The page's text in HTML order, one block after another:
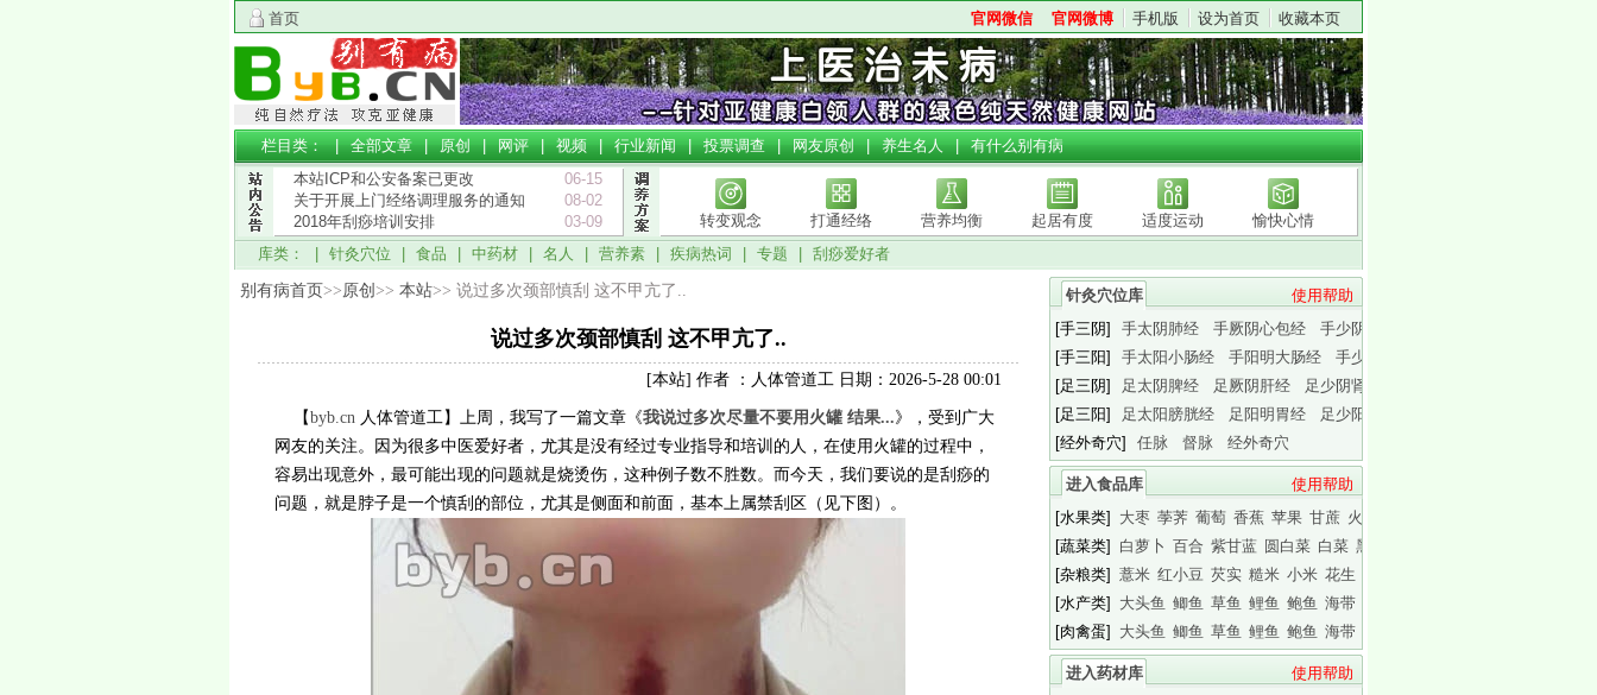
首页 官网微信 官网微博 手机版 设为首页 收藏本页
栏目类： |全部文章|原创|网评|视频|行业新闻|投票调查|网友原创|养生名人|有什么别有病
本站ICP和公安备案已更改
06-15
关于开展上门经络调理服务的通知
08-02
2018年刮痧培训安排
03-09 转变观念 打通经络 营养均衡 起居有度 适度运动
愉快心情
库类： | 针灸穴位 食品 中药材 名人 营养素 疾病热词 专题 刮痧爱好者
别有病首页>>原创 >> 本站>> 说过多次颈部慎刮 这不甲亢了..
说过多次颈部慎刮 这不甲亢了..
[本站] 作者 ：人体管道工 日期：2026-5-28 00:01
【byb.cn 人体管道工】上周，我写了一篇文章《我说过多次尽量不要用火罐 结果...》，受到广大
网友的关注。因为很多中医爱好者，尤其是没有经过专业指导和培训的人，在使用火罐的过程中，
容易出现意外，最可能出现的问题就是烧烫伤，这种例子数不胜数。而今天，我们要说的是刮痧的
问题，就是脖子是一个慎刮的部位，尤其是侧面和前面，基本上属禁刮区（见下图）。
针灸穴位库
使用帮助
[手三阴]
手太阴肺经 手厥阴心包经
手少阴心经
[手三阳]
手太阳小肠经 手阳明大肠经
手少阳三焦经
[足三阴]
足太阴脾经 足厥阴肝经
足少阴肾经
[足三阳]
足太阳膀胱经 足阳明胃经
足少阳胆经
[经外奇穴]
任脉 督脉 经外奇穴
进入食品库
使用帮助
[水果类]
大枣 荸荠 葡萄 香蕉 苹果 甘蔗 火龙果
[蔬菜类]
白萝卜 百合 紫甘蓝 圆白菜 白菜 黑木耳
[杂粮类] 薏米 红小豆 芡实 糙米 小米 花生
[水产类]
大头鱼 鲫鱼 草鱼 鲤鱼 鲍鱼 海带
[肉禽蛋]
大头鱼 鲫鱼 草鱼 鲤鱼 鲍鱼 海带
进入药材库
使用帮助